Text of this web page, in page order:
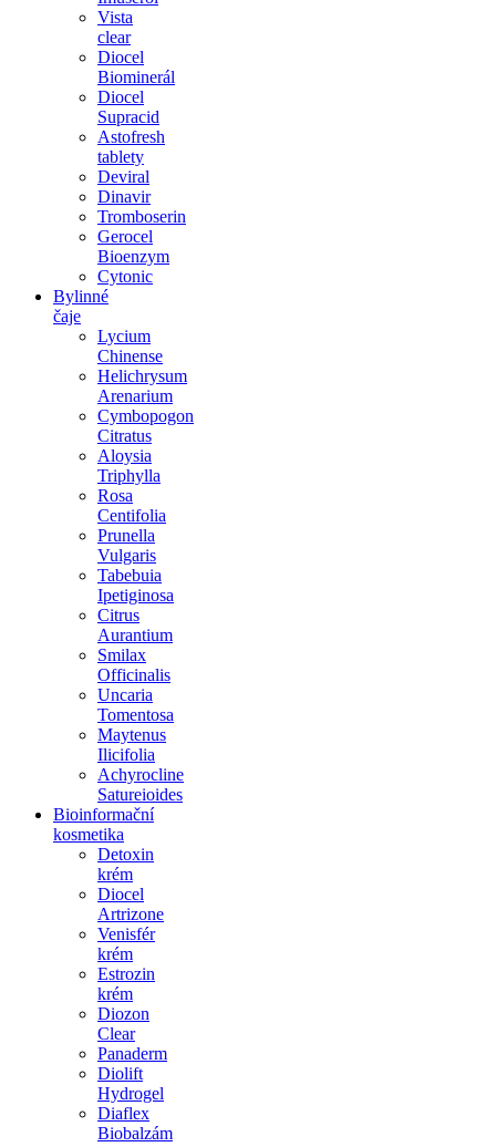
Vista
clear
Diocel
Biominerál
Diocel
Supracid
Astofresh
tablety
Deviral
Dinavir
Tromboserin
Gerocel
Bioenzym
Cytonic
Bylinné
čaje
Lycium
Chinense
Helichrysum
Arenarium
Cymbopogon
Citratus
Aloysia
Triphylla
Rosa
Centifolia
Prunella
Vulgaris
Tabebuia
Ipetiginosa
Citrus
Aurantium
Smilax
Officinalis
Uncaria
Tomentosa
Maytenus
Ilicifolia
Achyrocline
Satureioides
Bioinformační
kosmetika
Detoxin
krém
Diocel
Artrizone
Venisfér
krém
Estrozin
krém
Diozon
Clear
Panaderm
Diolift
Hydrogel
Diaflex
Biobalzám